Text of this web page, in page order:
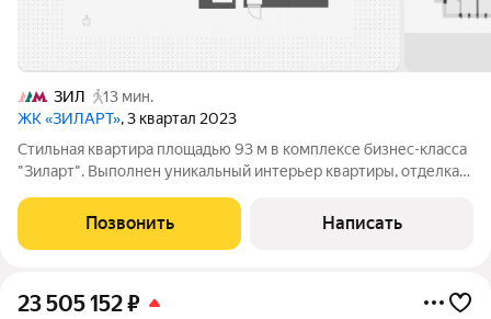
ЗИЛ
13 мин.
ЖК «ЗИЛАРТ», 3 квартал 2023
Стильная квартира площадью 93 м в комплексе бизнес-класса
"Зиларт". Выполнен уникальный интерьер квартиры, отделка
и латуни; на полу паркетная доска; вся мебель гармонично
сочетается между
Позвонить Написать
23 505 152₽